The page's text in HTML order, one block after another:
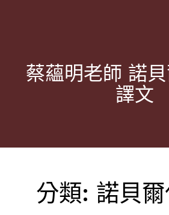
蔡蘊明老師 諾
譯文
分類: 諾貝